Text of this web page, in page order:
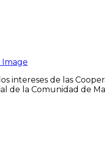
intereses de las
de la Comunidad de